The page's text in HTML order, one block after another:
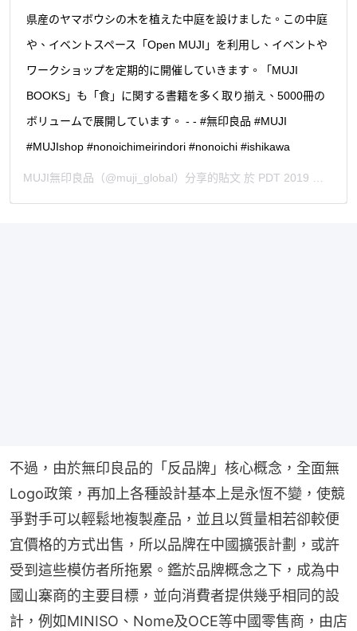
県産のヤマボウシの木を植えた中庭を設けました。この中庭
や、イベントスペース「Open MUJI」を利用し、イベントや
ワークショップを定期的に開催していきます。「MUJI
BOOKS」も「食」に関する書籍を多く取り揃え、5000冊の
ボリュームで展開しています。 - - #無印良品 #MUJI
#MUJIshop #nonoichimeirindori #nonoichi #ishikawa
MUJI無印良品 （@muji_global）分享的貼文 於 PDT 2019 年 4月 月 22 日 上午 2:00
不過，由於無印良品的「反品牌」核心概念，全面無
Logo政策，再加上各種設計基本上是永恆不變，使競
爭對手可以輕鬆地複製產品，並且以質量相若卻較便
宜價格的方式出售，所以品牌在中國擴張計劃，或許
受到這些模仿者所拖累。鑑於品牌概念之下，成為中
國山寨商的主要目標，並向消費者提供幾乎相同的設
計，例如MINISO、Nome及OCE等中國零售商，由店